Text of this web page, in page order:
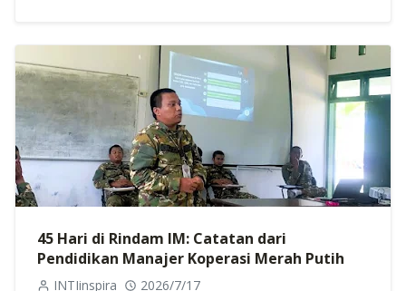
45 Hari di Rindam IM: Catatan dari
Pendidikan Manajer Koperasi Merah Putih
INTIinspira 2026/7/17